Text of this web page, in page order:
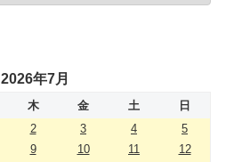
2026年7月
木 金 土
日
2 3 4
5
9 10 11
12